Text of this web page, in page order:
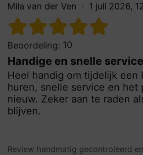
Mila van der Ven 1 juli 2026,
Beoordeling: 10
Handige en snelle service
Heel handig om tijdelijk een
huren, snelle service en het
nieuw. Zeker aan te raden
blijven.
Review handmatig gecontroleerd